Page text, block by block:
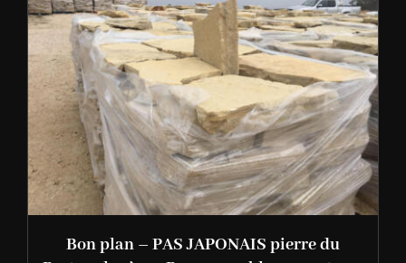
Bon plan – PAS JAPONAIS pierre du